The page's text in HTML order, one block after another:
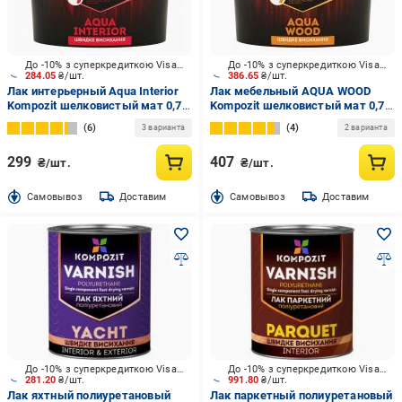
284.05₴/шт.
До -10% з суперкредиткою Visa Вигода
Лак интерьерный Aqua Interior
Kompozit шелковистый мат 0,75
л
6 3 варианта
299 ₴/шт.
Cамовывоз Доставим
386.65₴/шт.
До -10% з суперкредиткою Visa Вигода
Лак мебельный AQUA WOOD
Kompozit шелковистый мат 0,75
л бесцветный
4 2 варианта
407 ₴/шт.
Cамовывоз Доставим
281.20₴/шт.
До -10% з суперкредиткою Visa Вигода
Лак яхтный полиуретановый
991.80₴/шт.
До -10% з суперкредиткою Visa Вигода
Лак паркетный полиуретановый